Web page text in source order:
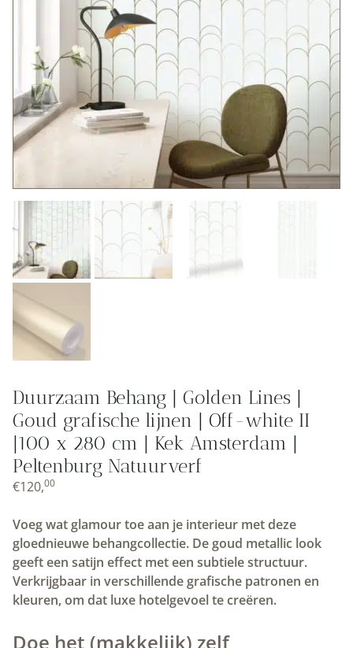
Duurzaam Behang | Golden Lines |
Goud grafische lijnen | Off-white II
|100 x 280 cm | Kek Amsterdam |
Peltenburg Natuurverf
€120,00
Voeg wat glamour toe aan je interieur met deze
gloednieuwe behangcollectie. De goud metallic look
geeft een satijn effect met een subtiele structuur.
Verkrijgbaar in verschillende grafische patronen en
kleuren, om dat luxe hotelgevoel te creëren.
Doe het (makkelijk) zelf